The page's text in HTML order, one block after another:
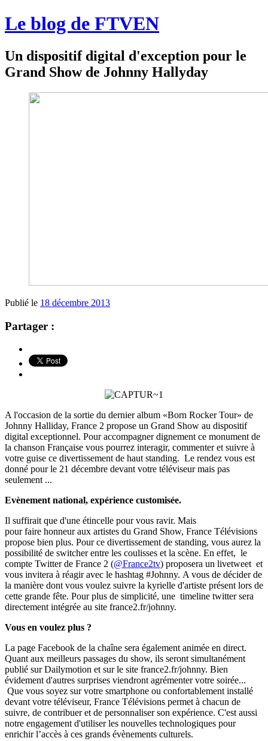
Le blog de FTVEN
Un dispositif digital d'exception pour le
Grand Show de Johnny Hallyday
Publié le 18 décembre 2013
Partager :
A l'occasion de la sortie du dernier album «Born Rocker Tour» de
Johnny Halliday, France 2 propose un Grand Show au dispositif
digital exceptionnel. Pour accompagner dignement ce monument de
la chanson Française vous pourrez interagir, commenter et suivre à
votre guise ce divertissement de haut standing. Le rendez vous est
donné pour le 21 décembre devant votre téléviseur mais pas
seulement ...
Evènement national, expérience customisée.
Il suffirait que d'une étincelle pour vous ravir. Mais
pour faire honneur aux artistes du Grand Show, France Télévisions
propose bien plus. Pour ce divertissement de standing, vous aurez la
possibilité de switcher entre les coulisses et la scène. En effet, le
compte Twitter de France 2 (@France2tv) proposera un livetweet et
vous invitera à réagir avec le hashtag #Johnny. A vous de décider de
la manière dont vous voulez suivre la kyrielle d'artiste présent lors de
cette grande fête. Pour plus de simplicité, une timeline twitter sera
directement intégrée au site france2.fr/johnny.
Vous en voulez plus ?
La page Facebook de la chaîne sera également animée en direct.
Quant aux meilleurs passages du show, ils seront simultanément
publié sur Dailymotion et sur le site france2.fr/johnny. Bien
évidement d'autres surprises viendront agrémenter votre soirée...
Que vous soyez sur votre smartphone ou confortablement installé
devant votre téléviseur, France Télévisions permet à chacun de
suivre, de contribuer et de personnaliser son expérience. C'est aussi
notre engagement d'utiliser les nouvelles technologiques pour
enrichir l’accès à ces grands évènements culturels.